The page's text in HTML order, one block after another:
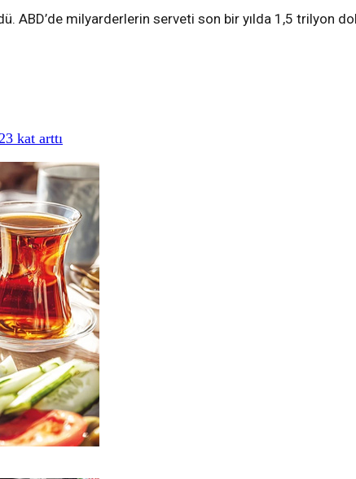
ABD’de milyarderlerin serveti son bir yılda 1,5 trilyon
kat arttı